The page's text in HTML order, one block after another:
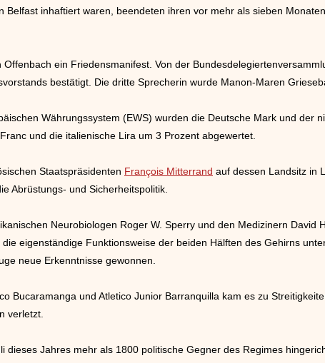
Belfast inhaftiert waren, beendeten ihren vor mehr als sieben
ein Friedensmanifest. Von der
bestätigt. Die dritte Sprecherin wurde Manon-Maren
Währungssystem (EWS) wurden die Deutsche Mark und der
und die italienische Lira um 3 Prozent abgewertet.
Staatspräsidenten François Mitterrand auf dessen Landsitz in
Abrüstungs- und Sicherheitspolitik.
Neurobiologen Roger W. Sperry und den Medizinern David
eigenständige Funktionsweise der beiden Hälften des Gehirns
neue Erkenntnisse gewonnen.
Bucaramanga und Atletico Junior Barranquilla kam es zu
verletzt.
Jahres mehr als 1800 politische Gegner des Regimes